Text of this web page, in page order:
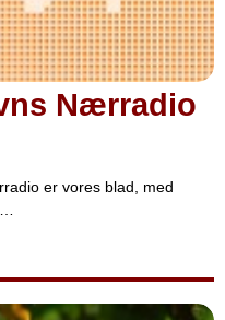
Nærradio
er vores blad, med